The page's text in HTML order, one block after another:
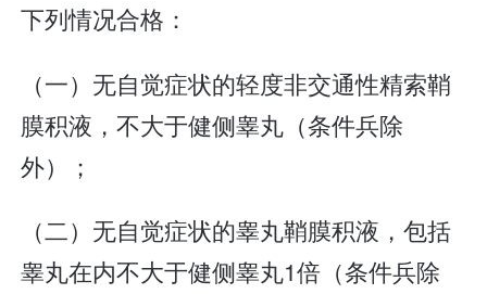
下列情况合格：
（一）无自觉症状的轻度非交通性精索鞘
膜积液，不大于健侧睾丸（条件兵除
外）；
（二）无自觉症状的睾丸鞘膜积液，包括
睾丸在内不大于健侧睾丸1倍（条件兵除